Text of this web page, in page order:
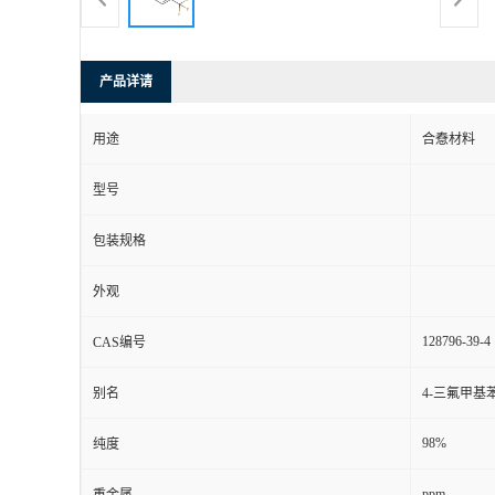
产品详请
用途 合憃材料
型号
包装规格
外观
CAS编号 128796-39-4
别名 4-三氟甲基
纯度 98%